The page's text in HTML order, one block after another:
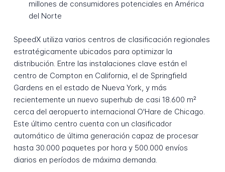
millones de consumidores potenciales en América
del Norte
SpeedX utiliza varios centros de clasificación regionales
estratégicamente ubicados para optimizar la
distribución. Entre las instalaciones clave están el
centro de Compton en California, el de Springfield
Gardens en el estado de Nueva York, y más
recientemente un nuevo superhub de casi 18.600 m²
cerca del aeropuerto internacional O'Hare de Chicago.
Este último centro cuenta con un clasificador
automático de última generación capaz de procesar
hasta 30.000 paquetes por hora y 500.000 envíos
diarios en períodos de máxima demanda.